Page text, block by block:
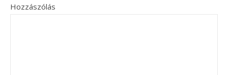
Hozzászólás